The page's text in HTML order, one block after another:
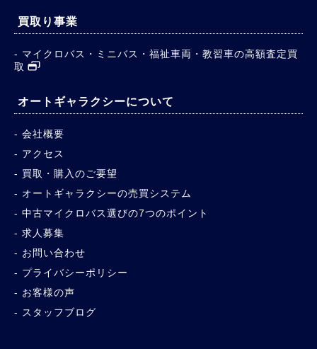
買取り事業
マイクロバス・ミニバス・福祉車両・教習車の高額査定買
取
オートギャラクシーについて
会社概要
アクセス
買取・購入のご要望
オートギャラクシーの売買システム
中古マイクロバス選びの7つのポイント
求人募集
お問い合わせ
プライバシーポリシー
お客様の声
スタッフブログ